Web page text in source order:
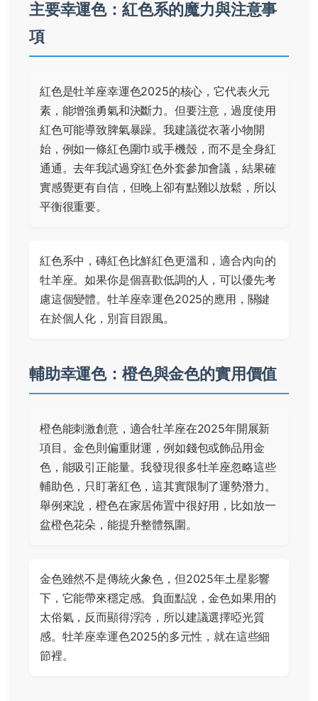
主要幸運色：紅色系的魔力與注意事
項
紅色是牡羊座幸運色2025的核心，它代表火元
素，能增強勇氣和決斷力。但要注意，過度使用
紅色可能導致脾氣暴躁。我建議從衣著小物開
始，例如一條紅色圍巾或手機殼，而不是全身紅
通通。去年我試過穿紅色外套參加會議，結果確
實感覺更有自信，但晚上卻有點難以放鬆，所以
平衡很重要。
紅色系中，磚紅色比鮮紅色更溫和，適合內向的
牡羊座。如果你是個喜歡低調的人，可以優先考
慮這個變體。牡羊座幸運色2025的應用，關鍵
在於個人化，別盲目跟風。
輔助幸運色：橙色與金色的實用價值
橙色能刺激創意，適合牡羊座在2025年開展新
項目。金色則偏重財運，例如錢包或飾品用金
色，能吸引正能量。我發現很多牡羊座忽略這些
輔助色，只盯著紅色，這其實限制了運勢潛力。
舉例來說，橙色在家居佈置中很好用，比如放一
盆橙色花朵，能提升整體氛圍。
金色雖然不是傳統火象色，但2025年土星影響
下，它能帶來穩定感。負面點說，金色如果用的
太俗氣，反而顯得浮誇，所以建議選擇啞光質
感。牡羊座幸運色2025的多元性，就在這些細
節裡。